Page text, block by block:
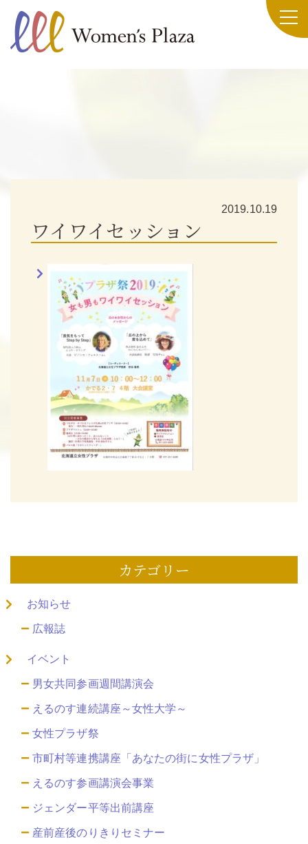
2019.10.19
ワイワイセッション
カテゴリー
お知らせ
広報誌
イベント
男女共同参画週間講演会
えるのす連続講座～女性大学～
女性プラザ祭
市町村等連携講座「あなたの街に女性プラザ」
えるのす参画講演会事業
ジェンダー平等出前講座
産前産後のりきりセミナー